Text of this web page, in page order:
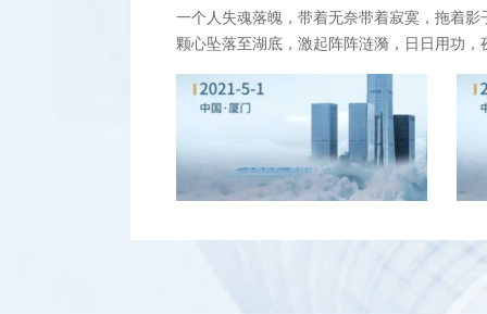
一个人失魂落魄，带着无奈带着寂寞，拖着
颗心坠落至湖底，激起阵阵涟漪，日日用功，